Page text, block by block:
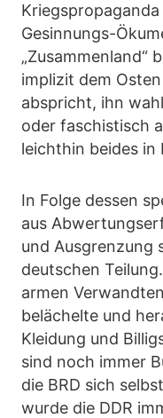
Kriegspropaganda
Gesinnungs-
„Zusammenland“
implizit dem
abspricht, ihn
oder faschistisch
leichthin beides in
In Folge dessen
aus
und Ausgrenzung
deutschen
armen
belächelte und
Kleidung und
sind noch immer
die BRD sich
wurde die DDR